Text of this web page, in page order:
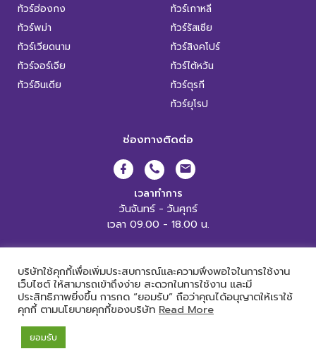
บริษัทใช้คุกกี้เพื่อเพิ่มประสบการณ์และความพึงพอใจในการใช้งาน
เว็บไซต์ ให้สามารถเข้าถึงง่าย สะดวกในการใช้งาน และมี
ประสิทธิภาพยิ่งขึ้น การกด “ยอมรับ” ถือว่าคุณได้อนุญาตให้เราใช้
คุกกี้ ตามนโยบายคุกกี้ของบริษัท Read More
ยอมรับ
ทัวร์ฮ่องกง
ทัวร์พม่า
ทัวร์เวียดนาม
ทัวร์จอร์เจีย
ทัวร์อินเดีย
ทัวร์เกาหลี
ทัวร์รัสเซีย
ทัวร์สิงคโปร์
ทัวร์ไต้หวัน
ทัวร์ตุรกี
ทัวร์ยุโรป
ช่องทางติดต่อ
เวลาทำการ
วันจันทร์ - วันศุกร์
เวลา 09.00 - 18.00 น.
Powered by